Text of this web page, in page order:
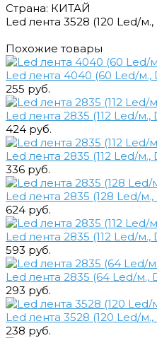
Страна: КИТАЙ
Led лента 3528 (120 Led/
Похожие товары
Led лента 4040 (60 Led/м.,
255 руб.
Led лента 2835 (112 Led/
424 руб.
Led лента 2835 (112 Led/
336 руб.
Led лента 2835 (128 Led/
624 руб.
Led лента 2835 (112 Led/
593 руб.
Led лента 2835 (64 Led/м.,
293 руб.
Led лента 3528 (120 Led/
238 руб.